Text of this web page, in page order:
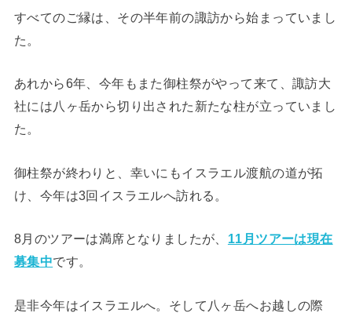
すべてのご縁は、その半年前の諏訪から始まっていまし
た。
あれから6年、今年もまた御柱祭がやって来て、諏訪大
社には八ヶ岳から切り出された新たな柱が立っていまし
た。
御柱祭が終わりと、幸いにもイスラエル渡航の道が拓
け、今年は3回イスラエルへ訪れる。
8月のツアーは満席となりましたが、 11月ツアーは現在
募集中です。
是非今年はイスラエルへ。そして八ヶ岳へお越しの際